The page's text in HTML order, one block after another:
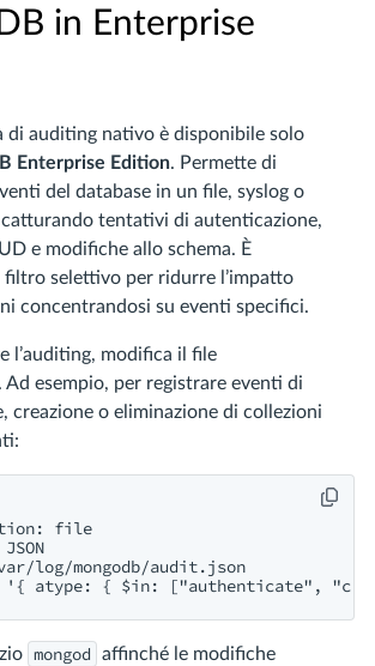
in Enterprise
di auditing nativo è disponibile solo
Enterprise Edition. Permette di
del database in un file, syslog o
tentativi di autenticazione,
e modifiche allo schema. È
selettivo per ridurre l’impatto
concentrandosi su eventi specifici.
l’auditing, modifica il file
. Ad esempio, per registrare eventi di
creazione o eliminazione di collezioni
file
JSON
log/mongodb/audit.json
mongod
affinché le modifiche